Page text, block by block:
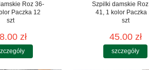
Roz 36-
Paczka 12
szt
zł
Szpilki damskie
41, 1 kolor Paczka
szt
45.00 zł
szczegóły